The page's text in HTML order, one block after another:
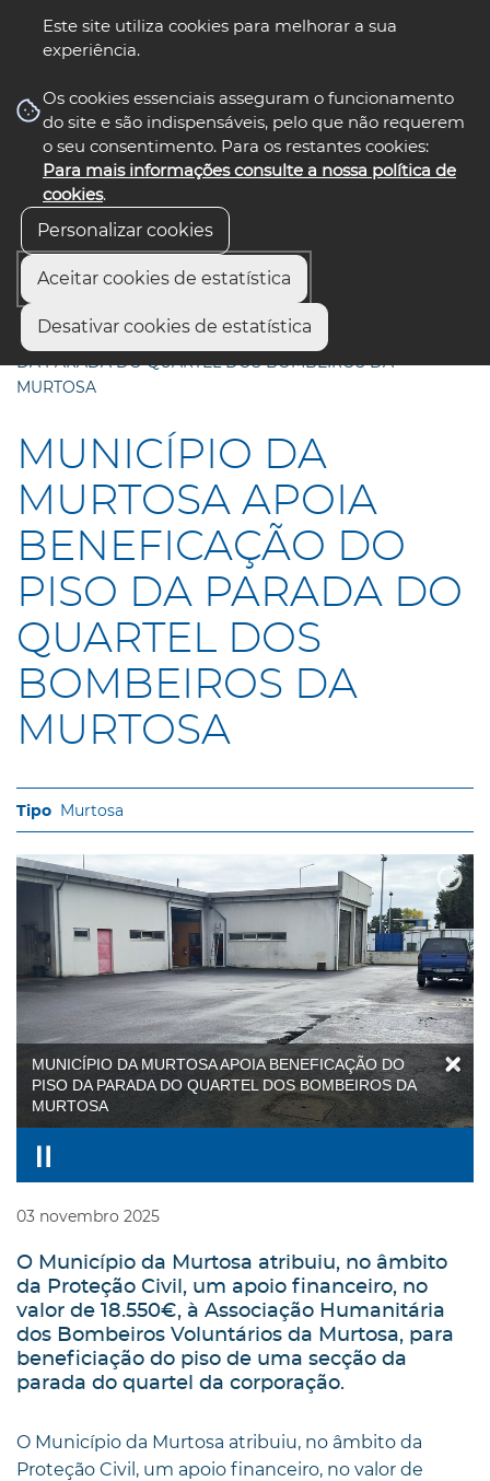
Este site utiliza cookies para melhorar a sua
experiência.
Os cookies essenciais asseguram o funcionamento
do site e são indispensáveis, pelo que não requerem
o seu consentimento. Para os restantes cookies:
Para mais informações consulte a nossa política de
cookies.
Personalizar cookies
Aceitar cookies de estatística
Desativar cookies de estatística
nos
Início
MUNICÍPIO DA MURTOSA APOIA BENEFICAÇÃO DO PISO
DA PARADA DO QUARTEL DOS BOMBEIROS DA
MURTOSA
MUNICÍPIO DA
MURTOSA APOIA
BENEFICAÇÃO DO
PISO DA PARADA DO
QUARTEL DOS
BOMBEIROS DA
MURTOSA
Murtosa
MUNICÍPIO DA MURTOSA APOIA BENEFICAÇÃO DO
PISO DA PARADA DO QUARTEL DOS BOMBEIROS DA
MURTOSA
03 novembro 2025
O Município da Murtosa atribuiu, no âmbito
da Proteção Civil, um apoio financeiro, no
valor de 18.550€, à Associação Humanitária
dos Bombeiros Voluntários da Murtosa, para
beneficiação do piso de uma secção da
parada do quartel da corporação.
O Município da Murtosa atribuiu, no âmbito da
Proteção Civil, um apoio financeiro, no valor de